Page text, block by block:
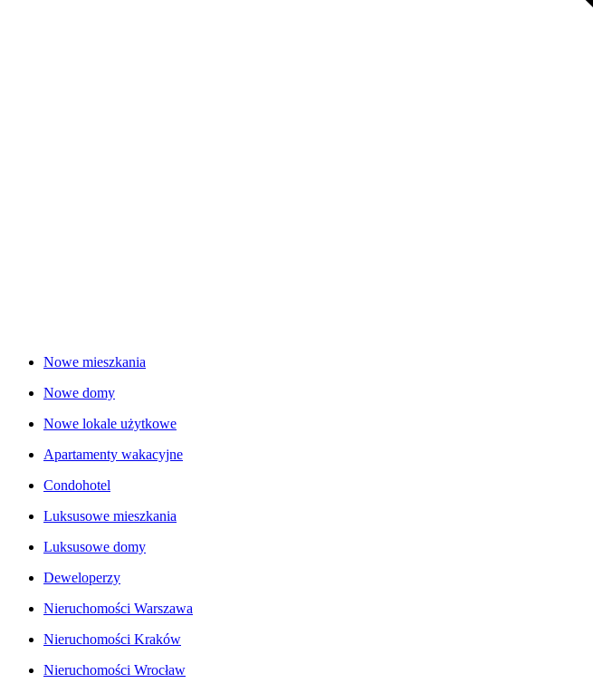
Nowe mieszkania
Nowe domy
Nowe lokale użytkowe
Apartamenty wakacyjne
Condohotel
Luksusowe mieszkania
Luksusowe domy
Deweloperzy
Nieruchomości Warszawa
Nieruchomości Kraków
Nieruchomości Wrocław